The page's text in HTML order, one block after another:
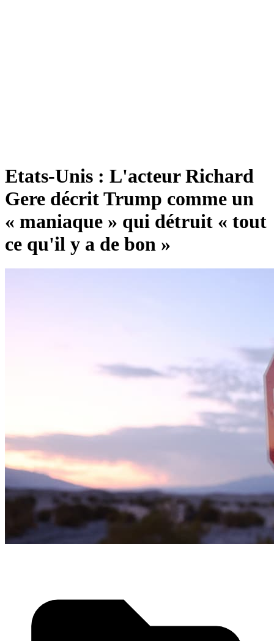
Etats-Unis : L'acteur Richard
Gere décrit Trump comme un
« maniaque » qui détruit « tout
ce qu'il y a de bon »